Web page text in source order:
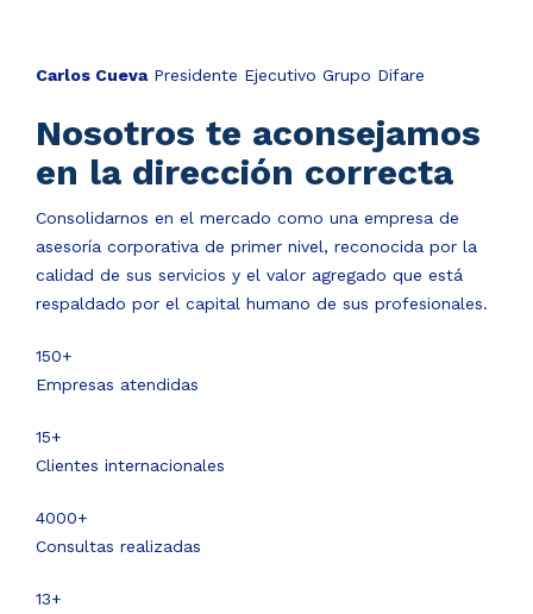
Carlos Cueva Presidente Ejecutivo Grupo Difare
Nosotros te aconsejamos
en la dirección correcta
Consolidarnos en el mercado como una empresa de
asesoría corporativa de primer nivel, reconocida por la
calidad de sus servicios y el valor agregado que está
respaldado por el capital humano de sus profesionales.
150+
Empresas atendidas
15+
Clientes internacionales
4000+
Consultas realizadas
13+